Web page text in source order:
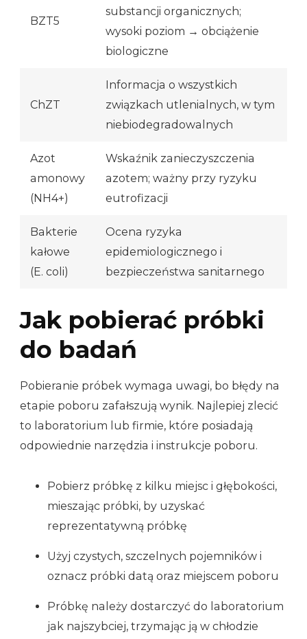
BZT5
substancji organicznych;
wysoki poziom → obciążenie
biologiczne
ChZT
Informacja o wszystkich
związkach utlenialnych, w tym
niebiodegradowalnych
Azot
amonowy
(NH4+)
Wskaźnik zanieczyszczenia
azotem; ważny przy ryzyku
eutrofizacji
Bakterie
kałowe
(E. coli)
Ocena ryzyka
epidemiologicznego i
bezpieczeństwa sanitarnego
Jak pobierać próbki
do badań
Pobieranie próbek wymaga uwagi, bo błędy na
etapie poboru zafałszują wynik. Najlepiej zlecić
to laboratorium lub firmie, które posiadają
odpowiednie narzędzia i instrukcje poboru.
Pobierz próbkę z kilku miejsc i głębokości,
mieszając próbki, by uzyskać
reprezentatywną próbkę
Użyj czystych, szczelnych pojemników i
oznacz próbki datą oraz miejscem poboru
Próbkę należy dostarczyć do laboratorium
jak najszybciej, trzymając ją w chłodzie